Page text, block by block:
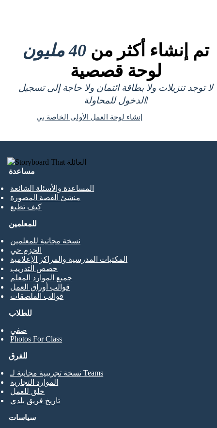
تم إنشاء أكثر من 40 مليون
لوحة قصصية
لا توجد تنزيلات ولا بطاقة ائتمان ولا حاجة إلى تسجيل
الدخول للمحاولة!
إنشاء لوحة العمل الأولى الخاصة بي
مساعدة
المساعدة والأسئلة الشائعة
منشئ القصة المصورة
كيف تطبع
للطلاب
صفي
Photos For Class
للمعلمين
نسخة مجانية للمعلمين
الحزم حي
المكتبات المدرسية والمراكز الإعلامية
حصص التدريب
جميع الموارد المعلم
قوالب أوراق العمل
قوالب الملصقات
للفرق
نسخة تجريبية مجانية لـ Teams
الموارد التجارية
خلق للعمل
تاريخ فريق بلدي
سياسات